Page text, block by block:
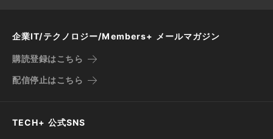
企業IT/テクノロジー/Members+ メールマガジン
購読登録はこちら
配信停止はこちら
TECH+ 公式SNS